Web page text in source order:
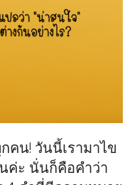
คน! วันนี้เรามาไข
ค่ะ นั่นก็คือคำว่า